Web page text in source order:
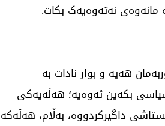
نەتەوەیەک بکات.
هەیە و بوار نادات بە
بکەین ئەوەیە؛ هەڵەیەکی
داگیرکردووە، بەڵام، هەڵەکە